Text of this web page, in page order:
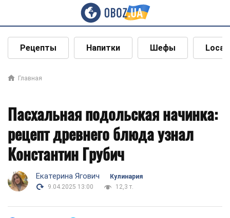
Рецепты Напитки Шефы Local
Главная
Пасхальная подольская начинка:
рецепт древнего блюда узнал
Константин Грубич
Екатерина Ягович
Кулинария
9.04.2025 13:00
12,3 т.